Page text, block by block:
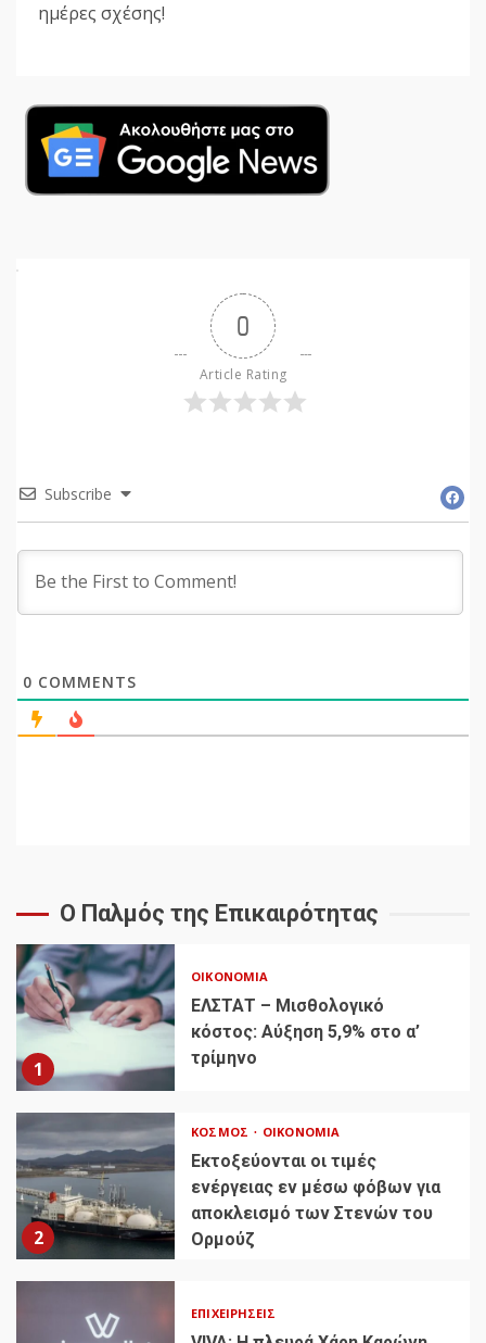
ημέρες σχέσης!
0
Article Rating
Subscribe
0 COMMENTS
Ο Παλμός της Επικαιρότητας
1
ΟΙΚΟΝΟΜΊΑ
ΕΛΣΤΑΤ – Μισθολογικό
κόστος: Αύξηση 5,9% στο α’
τρίμηνο
2
ΚΌΣΜΟΣ ΟΙΚΟΝΟΜΊΑ
Εκτοξεύονται οι τιμές
ενέργειας εν μέσω φόβων για
αποκλεισμό των Στενών του
Ορμούζ
ΕΠΙΧΕΙΡΉΣΕΙΣ